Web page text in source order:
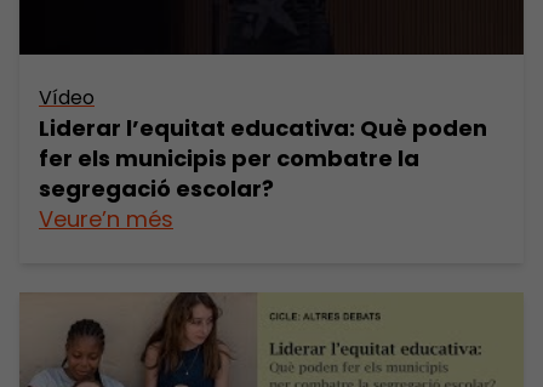
Vídeo
Liderar l’equitat educativa: Què poden
fer els municipis per combatre la
segregació escolar?
Veure’n més